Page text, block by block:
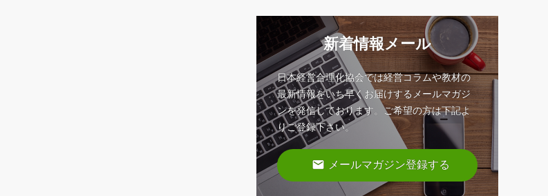
新着情報メール
日本経営合理化協会では経営コラムや教材の
最新情報をいち早くお届けするメールマガジ
ンを発信しております。ご希望の方は下記よ
りご登録下さい。
email メールマガジン登録する